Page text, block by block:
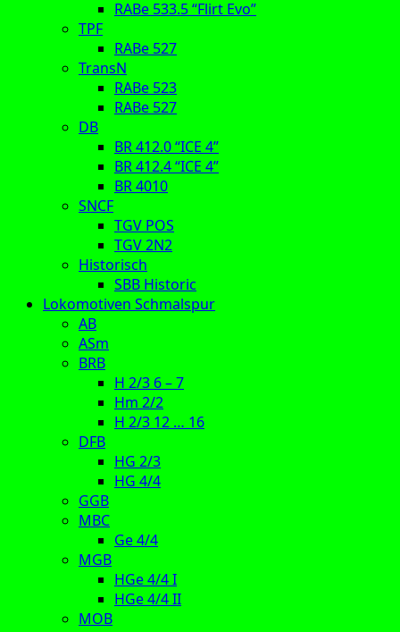
RABe 533.5 “Flirt Evo”
TPF
RABe 527
TransN
RABe 523
RABe 527
DB
BR 412.0 “ICE 4”
BR 412.4 “ICE 4”
BR 4010
SNCF
TGV POS
TGV 2N2
Historisch
SBB Historic
Lokomotiven Schmalspur
AB
ASm
BRB
H 2/3 6 – 7
Hm 2/2
H 2/3 12 … 16
DFB
HG 2/3
HG 4/4
GGB
MBC
Ge 4/4
MGB
HGe 4/4 I
HGe 4/4 II
MOB